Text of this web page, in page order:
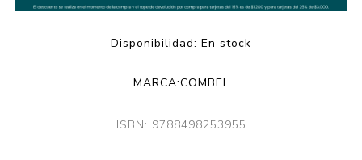
Disponibilidad: En stock
MARCA:COMBEL
ISBN: 9788498253955